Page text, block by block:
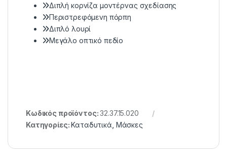
Διπλή κορνίζα μοντέρνας σχεδίασης
Περιστρεφόμενη πόρπη
Διπλό λουρί
Μεγάλο οπτικό πεδίο
Κωδικός προϊόντος:32.37.15.020
Κατηγορίες:Καταδυτικά Μάσκες